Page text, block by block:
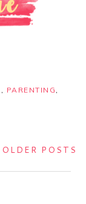
PARENTING
OLDER POSTS